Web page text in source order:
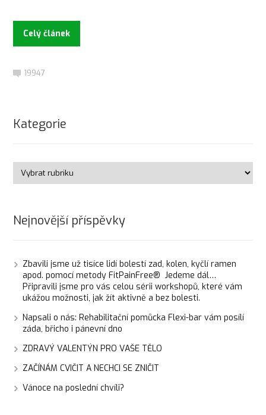
Celý článek
19947
Kategorie
Nejnovější příspěvky
Zbavili jsme už tisíce lidí bolestí zad, kolen, kyčlí ramen
apod. pomocí metody FitPainFree® Jedeme dál…
Připravili jsme pro vás celou sérii workshopů, které vám
ukážou možnosti, jak žít aktivně a bez bolesti.
Napsali o nás: Rehabilitační pomůcka Flexi-bar vám posílí
záda, břicho i pánevní dno
ZDRAVÝ VALENTÝN PRO VAŠE TĚLO
ZAČÍNÁM CVIČIT A NECHCI SE ZNIČIT
Vánoce na poslední chvíli?